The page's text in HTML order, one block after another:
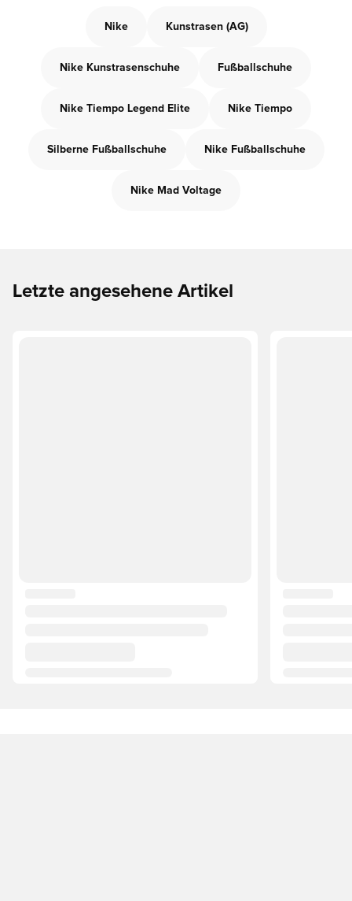
Nike Kunstrasen (AG)
Nike Kunstrasenschuhe Fußballschuhe
Nike Tiempo Legend Elite Nike Tiempo
Silberne Fußballschuhe Nike Fußballschuhe
Nike Mad Voltage
Letzte angesehene Artikel